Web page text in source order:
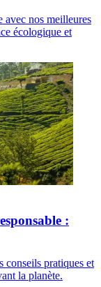
avec nos meilleures
écologique et
:
conseils pratiques et
la planète.